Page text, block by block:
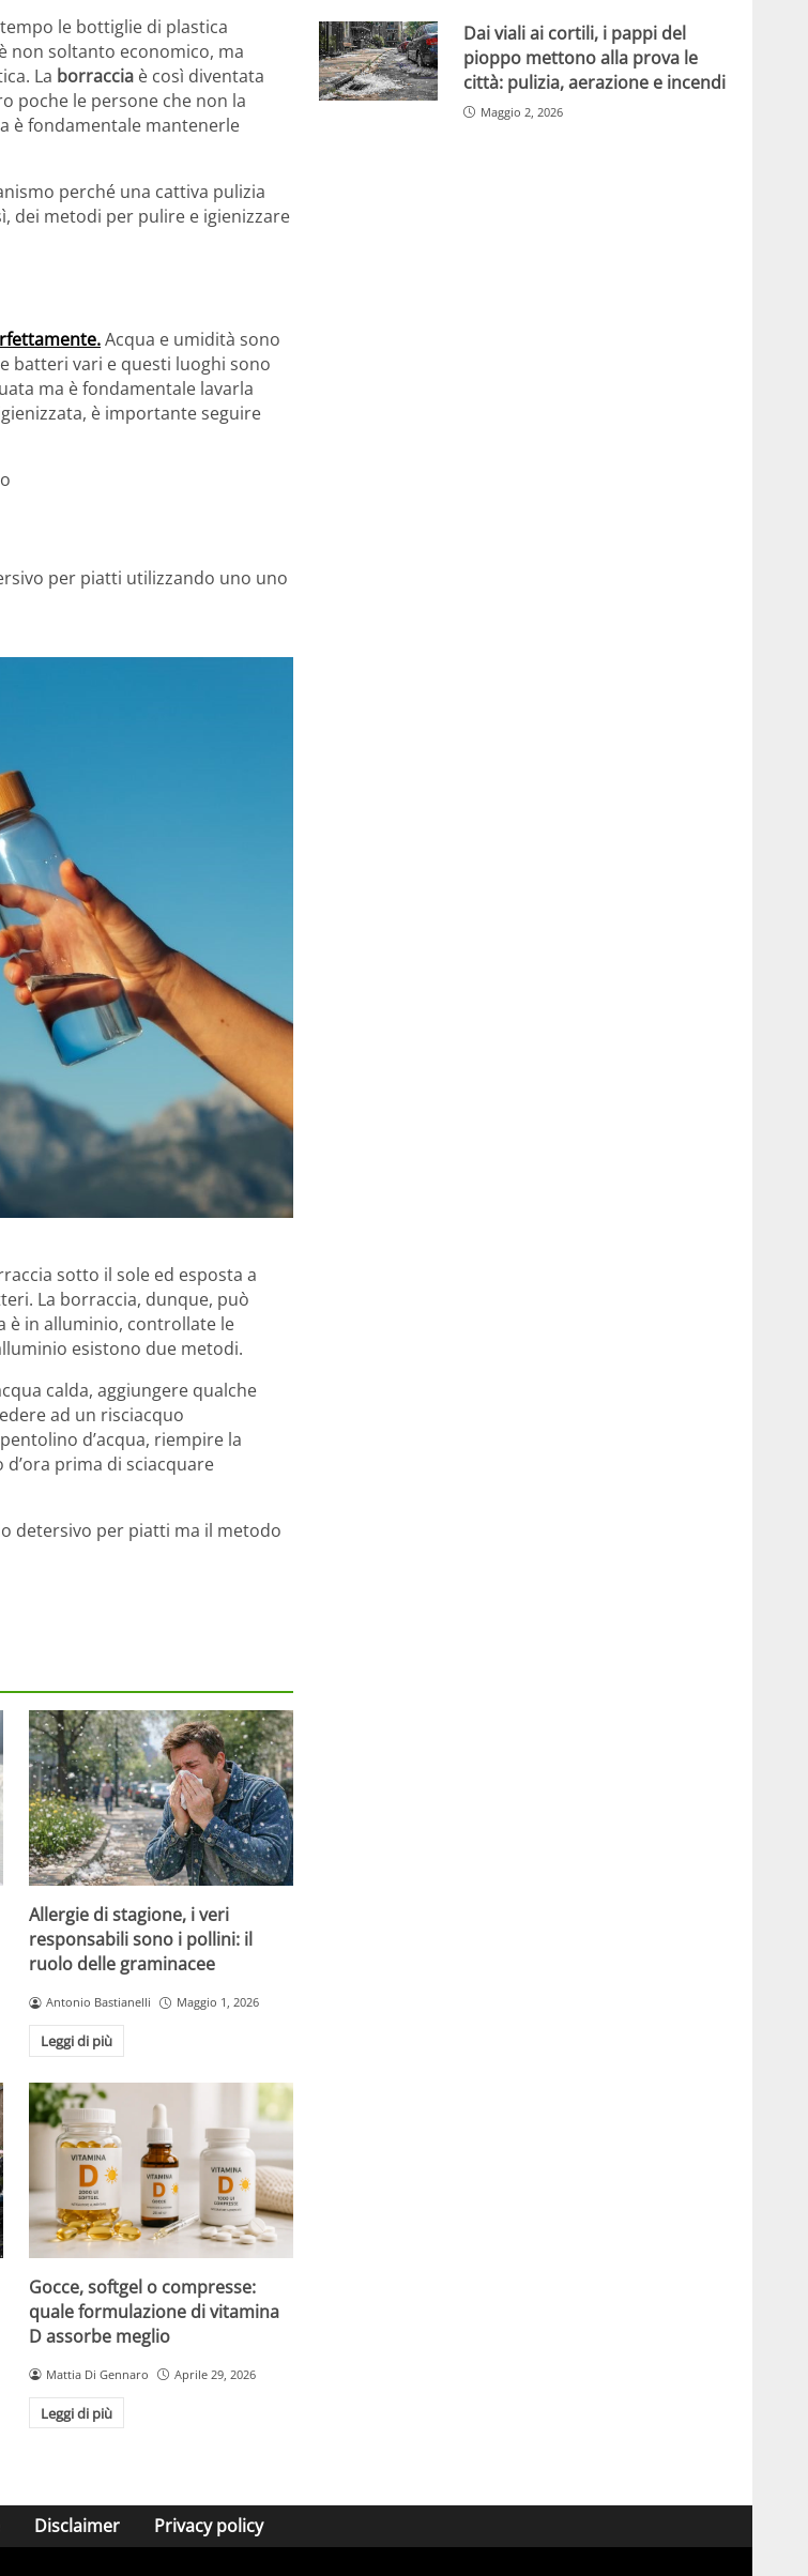
le bottiglie di plastica
non soltanto economico, ma
La borraccia è così diventata
poche le persone che non la
è fondamentale mantenerle
perché una cattiva pulizia
dei metodi per pulire e igienizzare
Acqua e umidità sono
batteri vari e questi luoghi sono
ma è fondamentale lavarla
è importante seguire
per piatti utilizzando uno uno
sotto il sole ed esposta a
La borraccia, dunque, può
è in alluminio, controllate le
esistono due metodi.
calda, aggiungere qualche
ad un risciacquo
d’acqua, riempire la
prima di sciacquare
detersivo per piatti ma il metodo
Allergie di stagione, i veri
responsabili sono i pollini: il
ruolo delle graminacee
Antonio Bastianelli Maggio 1, 2026
Leggi di più
Gocce, softgel o compresse:
quale formulazione di vitamina
D assorbe meglio
Mattia Di Gennaro Aprile 29, 2026
Leggi di più
Dai viali ai cortili, i pappi del
pioppo mettono alla prova le
città: pulizia, aerazione e incendi
Maggio 2, 2026
Disclaimer Privacy policy